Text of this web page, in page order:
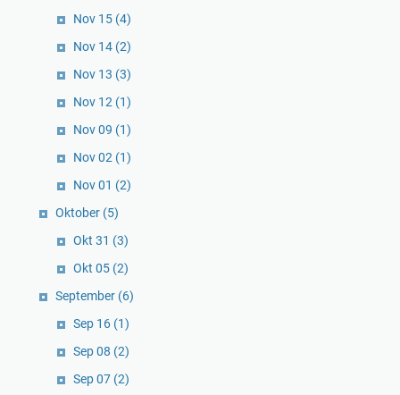
Nov 15 (4)
Nov 14 (2)
Nov 13 (3)
Nov 12 (1)
Nov 09 (1)
Nov 02 (1)
Nov 01 (2)
Oktober (5)
Okt 31 (3)
Okt 05 (2)
September (6)
Sep 16 (1)
Sep 08 (2)
Sep 07 (2)